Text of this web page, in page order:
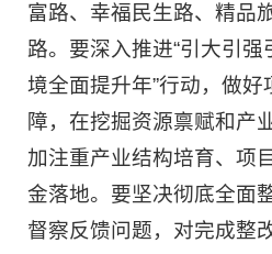
富路、幸福民生路、精品
路。要深入推进“引大引强
境全面提升年”行动，做
障，在挖掘资源禀赋和产
加注重产业结构培育、项
金落地。要坚决彻底全面
督察反馈问题，对完成整